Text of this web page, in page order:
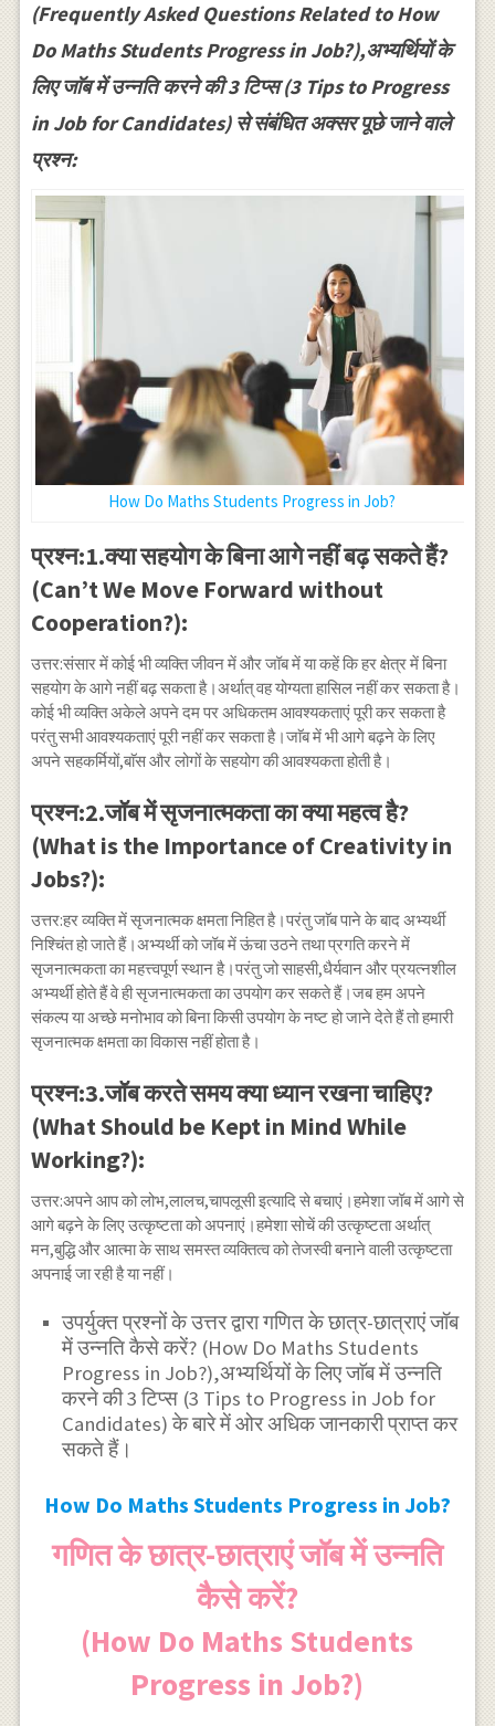
(Frequently Asked Questions Related to How
Do Maths Students Progress in Job?),अभ्यर्थियों के
लिए जाॅब में उन्नति करने की 3 टिप्स (3 Tips to Progress
in Job for Candidates) से संबंधित अक्सर पूछे जाने वाले
प्रश्न:
How Do Maths Students Progress in Job?
प्रश्न:1.क्या सहयोग के बिना आगे नहीं बढ़ सकते हैं?
(Can’t We Move Forward without
Cooperation?):
उत्तर:संसार में कोई भी व्यक्ति जीवन में और जॉब में या कहें कि हर क्षेत्र में बिना
सहयोग के आगे नहीं बढ़ सकता है।अर्थात् वह योग्यता हासिल नहीं कर सकता है।
कोई भी व्यक्ति अकेले अपने दम पर अधिकतम आवश्यकताएं पूरी कर सकता है
परंतु सभी आवश्यकताएं पूरी नहीं कर सकता है।जाॅब में भी आगे बढ़ने के लिए
अपने सहकर्मियों,बाॅस और लोगों के सहयोग की आवश्यकता होती है।
प्रश्न:2.जॉब में सृजनात्मकता का क्या महत्व है?
(What is the Importance of Creativity in
Jobs?):
उत्तर:हर व्यक्ति में सृजनात्मक क्षमता निहित है।परंतु जाॅब पाने के बाद अभ्यर्थी
निश्चिंत हो जाते हैं।अभ्यर्थी को जॉब में ऊंचा उठने तथा प्रगति करने में
सृजनात्मकता का महत्त्वपूर्ण स्थान है।परंतु जो साहसी,धैर्यवान और प्रयत्नशील
अभ्यर्थी होते हैं वे ही सृजनात्मकता का उपयोग कर सकते हैं।जब हम अपने
संकल्प या अच्छे मनोभाव को बिना किसी उपयोग के नष्ट हो जाने देते हैं तो हमारी
सृजनात्मक क्षमता का विकास नहीं होता है।
प्रश्न:3.जॉब करते समय क्या ध्यान रखना चाहिए?
(What Should be Kept in Mind While
Working?):
उत्तर:अपने आप को लोभ,लालच,चापलूसी इत्यादि से बचाएं।हमेशा जॉब में आगे से
आगे बढ़ने के लिए उत्कृष्टता को अपनाएं।हमेशा सोचें की उत्कृष्टता अर्थात्
मन,बुद्धि और आत्मा के साथ समस्त व्यक्तित्व को तेजस्वी बनाने वाली उत्कृष्टता
अपनाई जा रही है या नहीं।
उपर्युक्त प्रश्नों के उत्तर द्वारा गणित के छात्र-छात्राएं जॉब
में उन्नति कैसे करें? (How Do Maths Students
Progress in Job?),अभ्यर्थियों के लिए जाॅब में उन्नति
करने की 3 टिप्स (3 Tips to Progress in Job for
Candidates) के बारे में ओर अधिक जानकारी प्राप्त कर
सकते हैं।
How Do Maths Students Progress in Job?
गणित के छात्र-छात्राएं जॉब में उन्नति
कैसे करें?
(How Do Maths Students
Progress in Job?)